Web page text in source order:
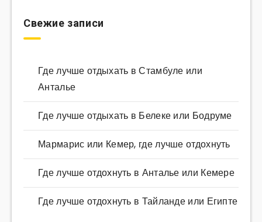
Свежие записи
Где лучше отдыхать в Стамбуле или
Анталье
Где лучше отдыхать в Белеке или Бодруме
Мармарис или Кемер, где лучше отдохнуть
Где лучше отдохнуть в Анталье или Кемере
Где лучше отдохнуть в Тайланде или Египте